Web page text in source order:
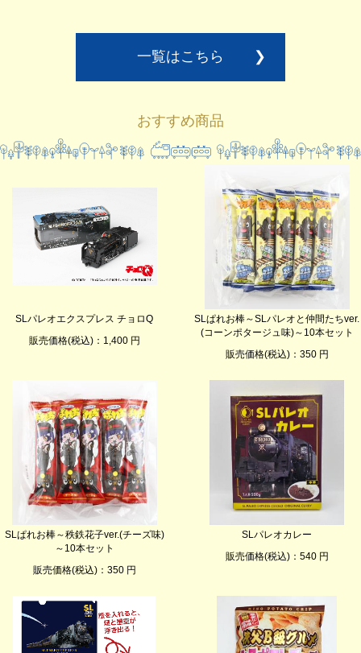
一覧はこちら ❯
おすすめ商品
SLパレオエクスプレス チョロQ
販売価格(税込)：1,400 円
SLぱれお棒～SLパレオと仲間たちver.
(コーンポタージュ味)～10本セット
販売価格(税込)：350 円
SLぱれお棒～秩鉄花子ver.(チーズ味)
～10本セット
販売価格(税込)：350 円
SLパレオカレー
販売価格(税込)：540 円